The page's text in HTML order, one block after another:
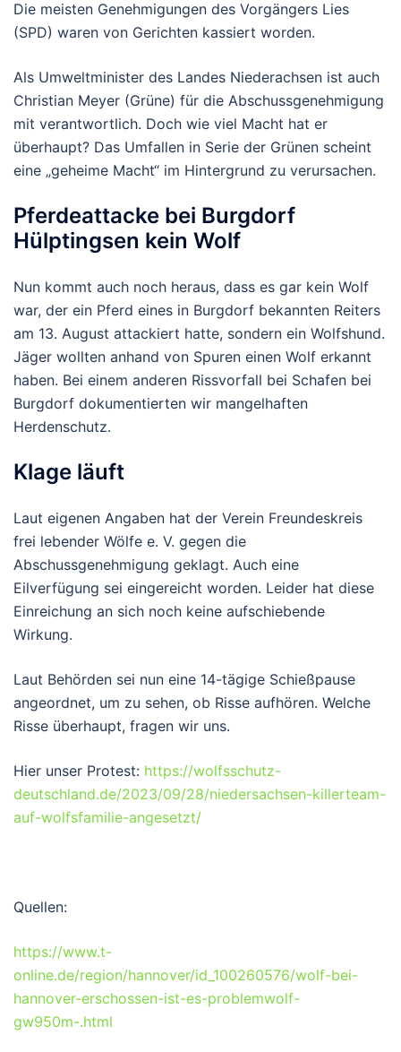
Die meisten Genehmigungen des Vorgängers Lies
(SPD) waren von Gerichten kassiert worden.
Als Umweltminister des Landes Niederachsen ist auch
Christian Meyer (Grüne) für die Abschussgenehmigung
mit verantwortlich. Doch wie viel Macht hat er
überhaupt? Das Umfallen in Serie der Grünen scheint
eine „geheime Macht“ im Hintergrund zu verursachen.
Pferdeattacke bei Burgdorf
Hülptingsen kein Wolf
Nun kommt auch noch heraus, dass es gar kein Wolf
war, der ein Pferd eines in Burgdorf bekannten Reiters
am 13. August attackiert hatte, sondern ein Wolfshund.
Jäger wollten anhand von Spuren einen Wolf erkannt
haben. Bei einem anderen Rissvorfall bei Schafen bei
Burgdorf dokumentierten wir mangelhaften
Herdenschutz.
Klage läuft
Laut eigenen Angaben hat der Verein Freundeskreis
frei lebender Wölfe e. V. gegen die
Abschussgenehmigung geklagt. Auch eine
Eilverfügung sei eingereicht worden. Leider hat diese
Einreichung an sich noch keine aufschiebende
Wirkung.
Laut Behörden sei nun eine 14-tägige Schießpause
angeordnet, um zu sehen, ob Risse aufhören. Welche
Risse überhaupt, fragen wir uns.
Hier unser Protest: https://wolfsschutz-
deutschland.de/2023/09/28/niedersachsen-killerteam-
auf-wolfsfamilie-angesetzt/
Quellen:
https://www.t-
online.de/region/hannover/id_100260576/wolf-bei-
hannover-erschossen-ist-es-problemwolf-
gw950m-.html